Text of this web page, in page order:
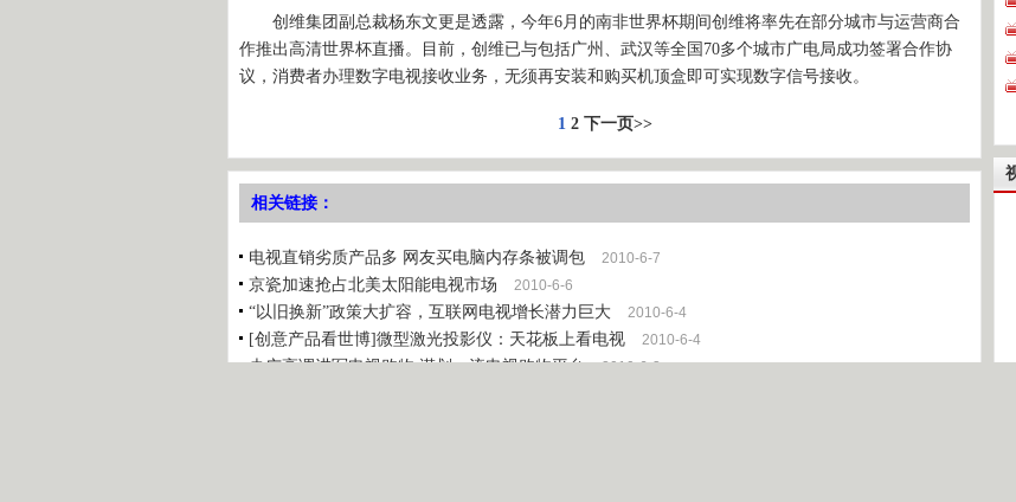
创维集团副总裁杨东文更是透露，今年6月的南非世界杯期间创维将率先在部分城市与运营商合
作推出高清世界杯直播。目前，创维已与包括广州、武汉等全国70多个城市广电局成功签署合作协
议，消费者办理数字电视接收业务，无须再安装和购买机顶盒即可实现数字信号接收。
1 2 下一页>>
相关链接：
电视直销劣质产品多 网友买电脑内存条被调包 2010-6-7
京瓷加速抢占北美太阳能电视市场 2010-6-6
“以旧换新”政策大扩容，互联网电视增长潜力巨大 2010-6-4
[创意产品看世博]微型激光投影仪：天花板上看电视 2010-6-4
央广高调进军电视购物 谋划一流电视购物平台 2010-6-3